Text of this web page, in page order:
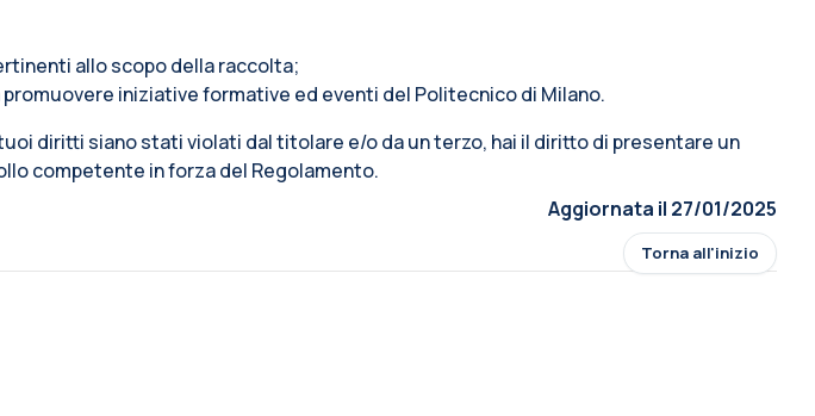
allo scopo della raccolta;
iniziative formative ed eventi del Politecnico di Milano.
diritti siano stati violati dal titolare e/o da un terzo, hai il diritto di presentare un
competente in forza del Regolamento.
Aggiornata il 27/01/2025
Torna all'inizio